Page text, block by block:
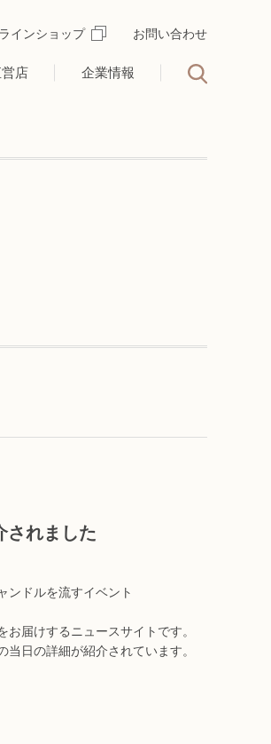
店 企業情報
インショップ お問い合わせ
されました
ンドルを流すイベント
届けするニュースサイトです。
当日の詳細が紹介されています。